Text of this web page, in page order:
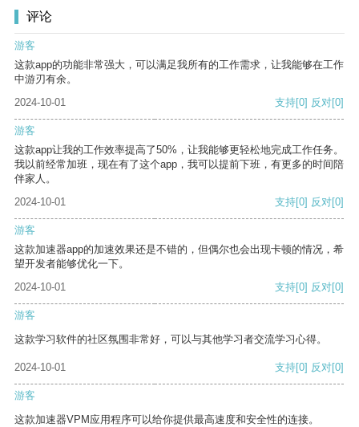
评论
游客
这款app的功能非常强大，可以满足我所有的工作需求，让我能够在工作
中游刃有余。
2024-10-01
支持[0] 反对[0]
游客
这款app让我的工作效率提高了50%，让我能够更轻松地完成工作任务。
我以前经常加班，现在有了这个app，我可以提前下班，有更多的时间陪
伴家人。
2024-10-01
支持[0] 反对[0]
游客
这款加速器app的加速效果还是不错的，但偶尔也会出现卡顿的情况，希
望开发者能够优化一下。
2024-10-01
支持[0] 反对[0]
游客
这款学习软件的社区氛围非常好，可以与其他学习者交流学习心得。
2024-10-01 支持[0] 反对[0]
游客
这款加速器VPM应用程序可以给你提供最高速度和安全性的连接。